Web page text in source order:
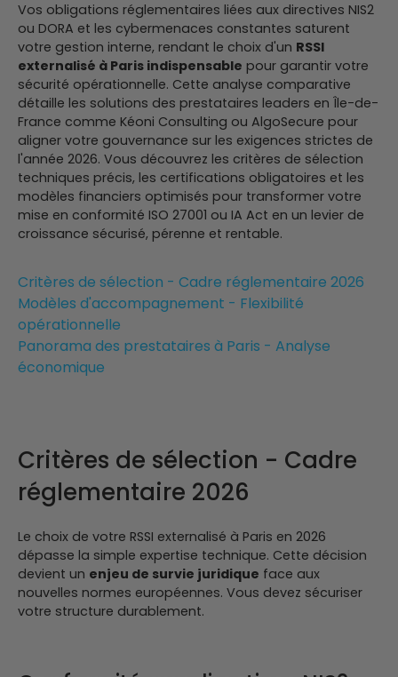
Vos obligations réglementaires liées aux directives NIS2
ou DORA et les cybermenaces constantes saturent
votre gestion interne, rendant le choix d'un RSSI
externalisé à Paris indispensable pour garantir votre
sécurité opérationnelle. Cette analyse comparative
détaille les solutions des prestataires leaders en Île-de-
France comme Kéoni Consulting ou AlgoSecure pour
aligner votre gouvernance sur les exigences strictes de
l'année 2026. Vous découvrez les critères de sélection
techniques précis, les certifications obligatoires et les
modèles financiers optimisés pour transformer votre
mise en conformité ISO 27001 ou IA Act en un levier de
croissance sécurisé, pérenne et rentable.
Critères de sélection - Cadre réglementaire 2026
Modèles d'accompagnement - Flexibilité
opérationnelle
Panorama des prestataires à Paris - Analyse
économique
Critères de sélection - Cadre
réglementaire 2026
Le choix de votre RSSI externalisé à Paris en 2026
dépasse la simple expertise technique. Cette décision
devient un enjeu de survie juridique face aux
nouvelles normes européennes. Vous devez sécuriser
votre structure durablement.